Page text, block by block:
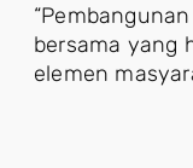
bersama yang
elemen